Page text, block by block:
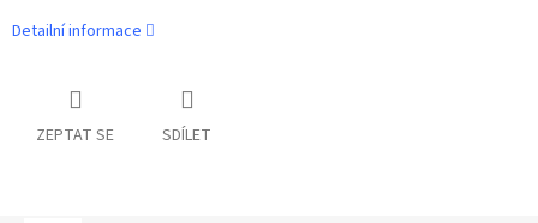
Detailní informace
ZEPTAT SE SDÍLET